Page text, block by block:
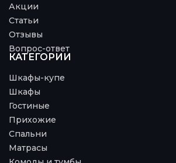
Акции
Статьи
Отзывы
Вопрос-ответ
КАТЕГОРИИ
Шкафы-купе
Шкафы
Гостиные
Прихожие
Спальни
Матрасы